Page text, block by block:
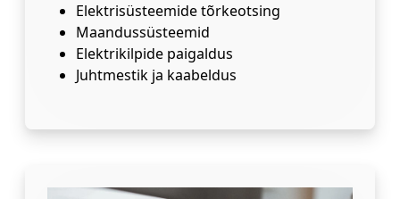
Elektrisüsteemide tõrkeotsing
Maandussüsteemid
Elektrikilpide paigaldus
Juhtmestik ja kaabeldus